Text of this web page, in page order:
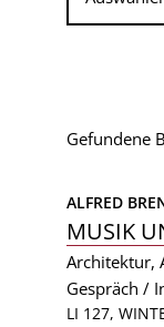
Gefundene
ALFRED
MUSIK
Architektur,
Gespräch /
LI 127,